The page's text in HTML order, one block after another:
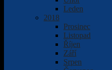
Leden
2018
Prosinec
Listopad
Říjen
Září
Srpen